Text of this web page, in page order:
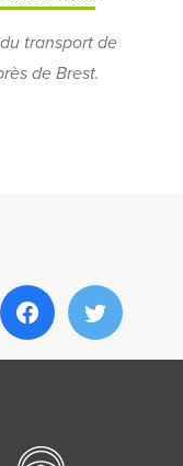
transport de
de Brest.